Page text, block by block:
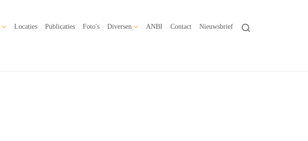
Locaties Publicaties Foto's Diversen ANBI Contact Nieuwsbrief